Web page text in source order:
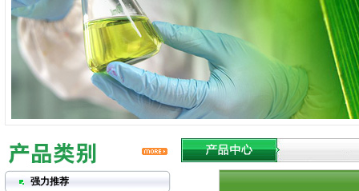
强力推荐